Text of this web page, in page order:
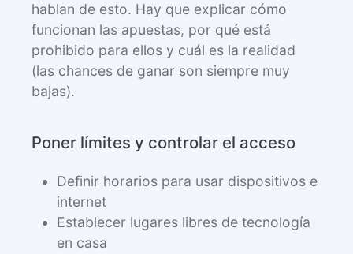
hablan de esto. Hay que explicar cómo
funcionan las apuestas, por qué está
prohibido para ellos y cuál es la realidad
(las chances de ganar son siempre muy
bajas).
Poner límites y controlar el acceso
Definir horarios para usar dispositivos e
internet
Establecer lugares libres de tecnología
en casa